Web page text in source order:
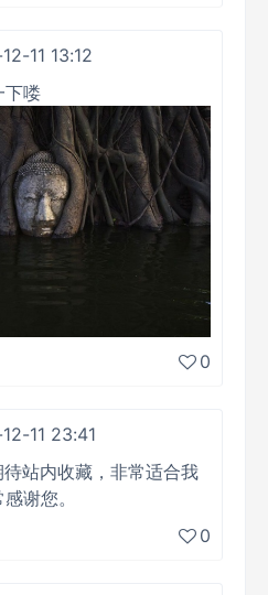
11 13:12
下喽
0
11 23:41
站内收藏，非常适合我
谢您。
0